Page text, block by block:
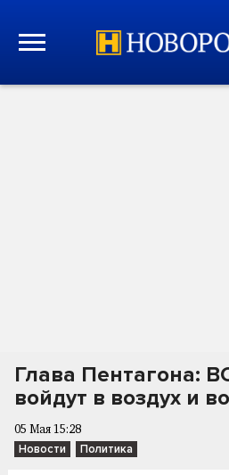
Глава Пентагона:
войдут в воздух и
05 Мая 15:28
Новости Политика